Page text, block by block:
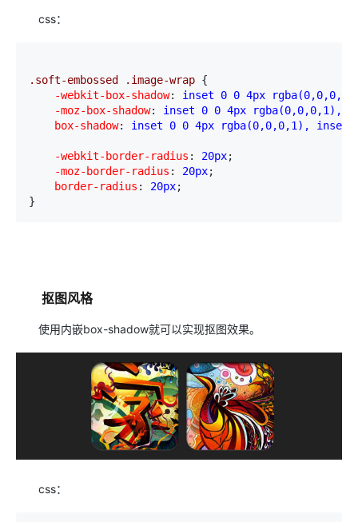
css：
.soft-embossed .image-wrap {
    -webkit-box-shadow
:
inset 0 0 4px
    -moz-box-shadow
:
inset 0 0 4px rgba(0,0,0,1),
    box-shadow
: inset 0 0 4px rgba(0,0,0,1), inset
    -webkit-border-radius
: 20px;
    -moz-border-radius
: 20px;
    border-radius
: 20px;
}
抠图风格
使用内嵌box-shadow就可以实现抠图效果。
css：